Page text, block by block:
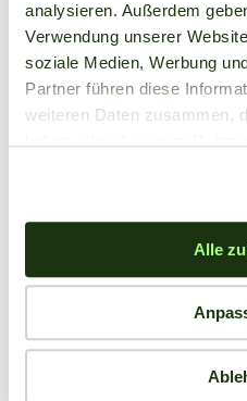
analysieren. Außerdem
Verwendung unserer
soziale Medien, Werbung
Partner führen diese
weiteren Daten zusammen,
Alle